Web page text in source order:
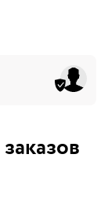
заказов